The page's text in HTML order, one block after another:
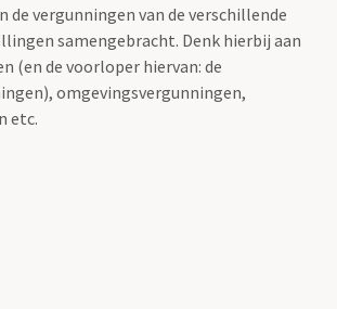
de vergunningen van de verschillende
samengebracht. Denk hierbij aan
(en de voorloper hiervan: de
omgevingsvergunningen,
etc.